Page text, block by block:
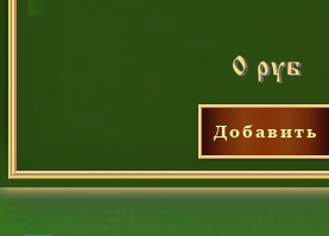
0 руб
Добавить